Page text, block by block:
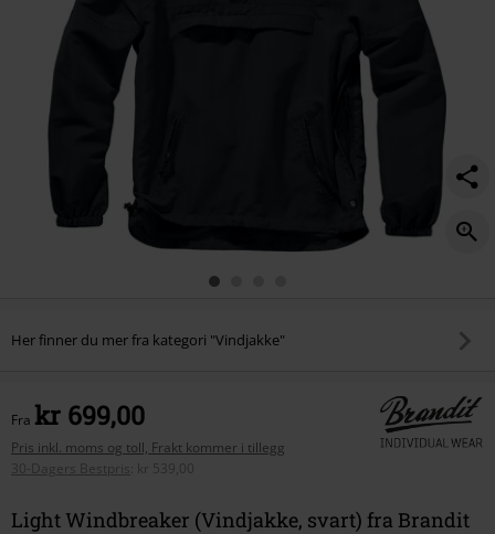
Her finner du mer fra kategori "Vindjakke"
Fra kr 699,00
Pris inkl. moms og toll, Frakt kommer i tillegg
30-Dagers Bestpris
kr 539,00
Light Windbreaker (Vindjakke, svart) fra Brandit